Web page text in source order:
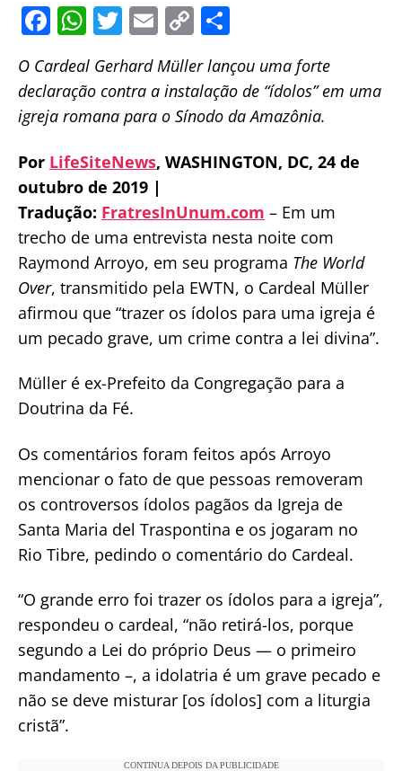
F
c
e
b
o
o
k
W
h
at
s
A
p
p
T
w
itt
er
E
m
ai
l
C
o
p
y
Li
n
ar
e
O Cardeal Gerhard Müller lançou uma forte
declaração contra a instalação de “ídolos” em uma
igreja romana para o Sínodo da Amazônia.
Por LifeSiteNews, WASHINGTON, DC, 24 de
outubro de 2019 |
Tradução: FratresInUnum.com – Em um
trecho de uma entrevista nesta noite com
Raymond Arroyo, em seu programa The World
Over, transmitido pela EWTN, o Cardeal Müller
afirmou que “trazer os ídolos para uma igreja é
um pecado grave, um crime contra a lei divina”.
Müller é ex-Prefeito da Congregação para a
Doutrina da Fé.
Os comentários foram feitos após Arroyo
mencionar o fato de que pessoas removeram
os controversos ídolos pagãos da Igreja de
Santa Maria del Traspontina e os jogaram no
Rio Tibre, pedindo o comentário do Cardeal.
“O grande erro foi trazer os ídolos para a igreja”,
respondeu o cardeal, “não retirá-los, porque
segundo a Lei do próprio Deus — o primeiro
mandamento –, a idolatria é um grave pecado e
não se deve misturar [os ídolos] com a liturgia
cristã”.
CONTINUA DEPOIS DA PUBLICIDADE